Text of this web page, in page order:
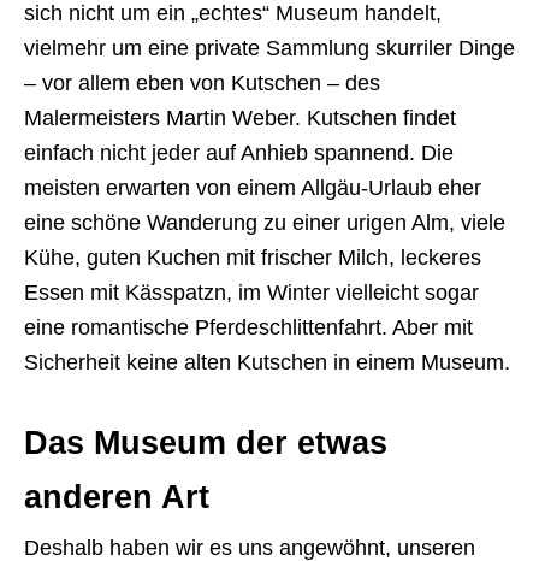
sich nicht um ein „echtes“ Museum handelt,
vielmehr um eine private Sammlung skurriler Dinge
– vor allem eben von Kutschen – des
Malermeisters Martin Weber. Kutschen findet
einfach nicht jeder auf Anhieb spannend. Die
meisten erwarten von einem Allgäu-Urlaub eher
eine schöne Wanderung zu einer urigen Alm, viele
Kühe, guten Kuchen mit frischer Milch, leckeres
Essen mit Kässpatzn, im Winter vielleicht sogar
eine romantische Pferdeschlittenfahrt. Aber mit
Sicherheit keine alten Kutschen in einem Museum.
Das Museum der etwas
anderen Art
Deshalb haben wir es uns angewöhnt, unseren